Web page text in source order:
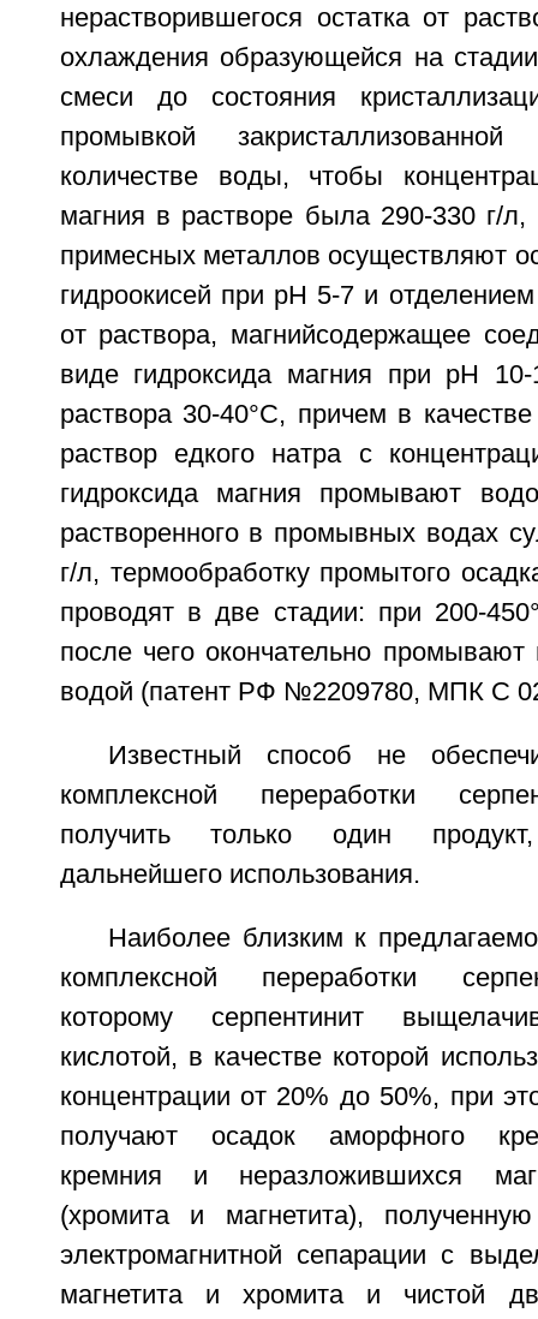
нерастворившегося остатка от
охлаждения образующейся на
смеси до состояния
промывкой
количестве воды, чтобы
магния в растворе была 290-330 г/л,
примесных металлов осуществляют
гидроокисей при рН 5-7 и
от раствора, магнийсодержащее
виде гидроксида магния при рН
раствора 30-40°С, причем в
раствор едкого натра с
гидроксида магния промывают
растворенного в промывных водах
г/л, термообработку промытого
проводят в две стадии: при 200-
после чего окончательно промывают
водой (патент РФ №2209780, МПК C
Известный способ не
комплексной переработки
получить только один
дальнейшего использования.
Наиболее близким к
комплексной переработки
которому серпентинит
кислотой, в качестве которой
концентрации от 20% до 50%, при
получают осадок аморфного
кремния и неразложившихся
(хромита и магнетита),
электромагнитной сепарации с
магнетита и хромита и чистой